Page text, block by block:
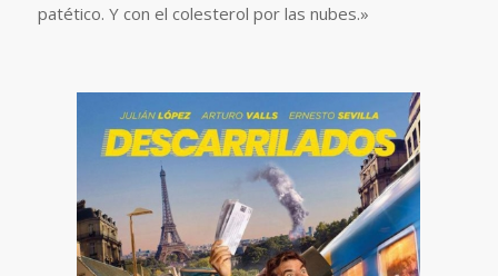
patético. Y con el colesterol por las nubes.»